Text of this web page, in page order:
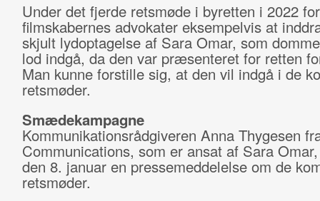
Under det fjerde retsmøde i byretten i 2022
filmskabernes advokater eksempelvis at
skjult lydoptagelse af Sara Omar, som
lod indgå, da den var præsenteret for retten
Man kunne forstille sig, at den vil indgå i de
retsmøder.
Smædekampagne
Kommunikationsrådgiveren Anna Thygesen
Communications, som er ansat af Sara
den 8. januar en pressemeddelelse om de
retsmøder.